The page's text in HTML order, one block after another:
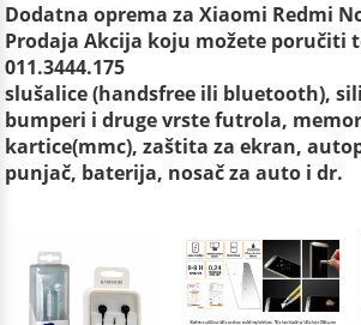
Dodatna oprema za Xiaomi Redmi
Prodaja Akcija koju možete poručiti
011.3444.175
slušalice (handsfree ili bluetooth),
bumperi i druge vrste futrola,
kartice(mmc), zaštita za ekran,
punjač, baterija, nosač za auto i dr.